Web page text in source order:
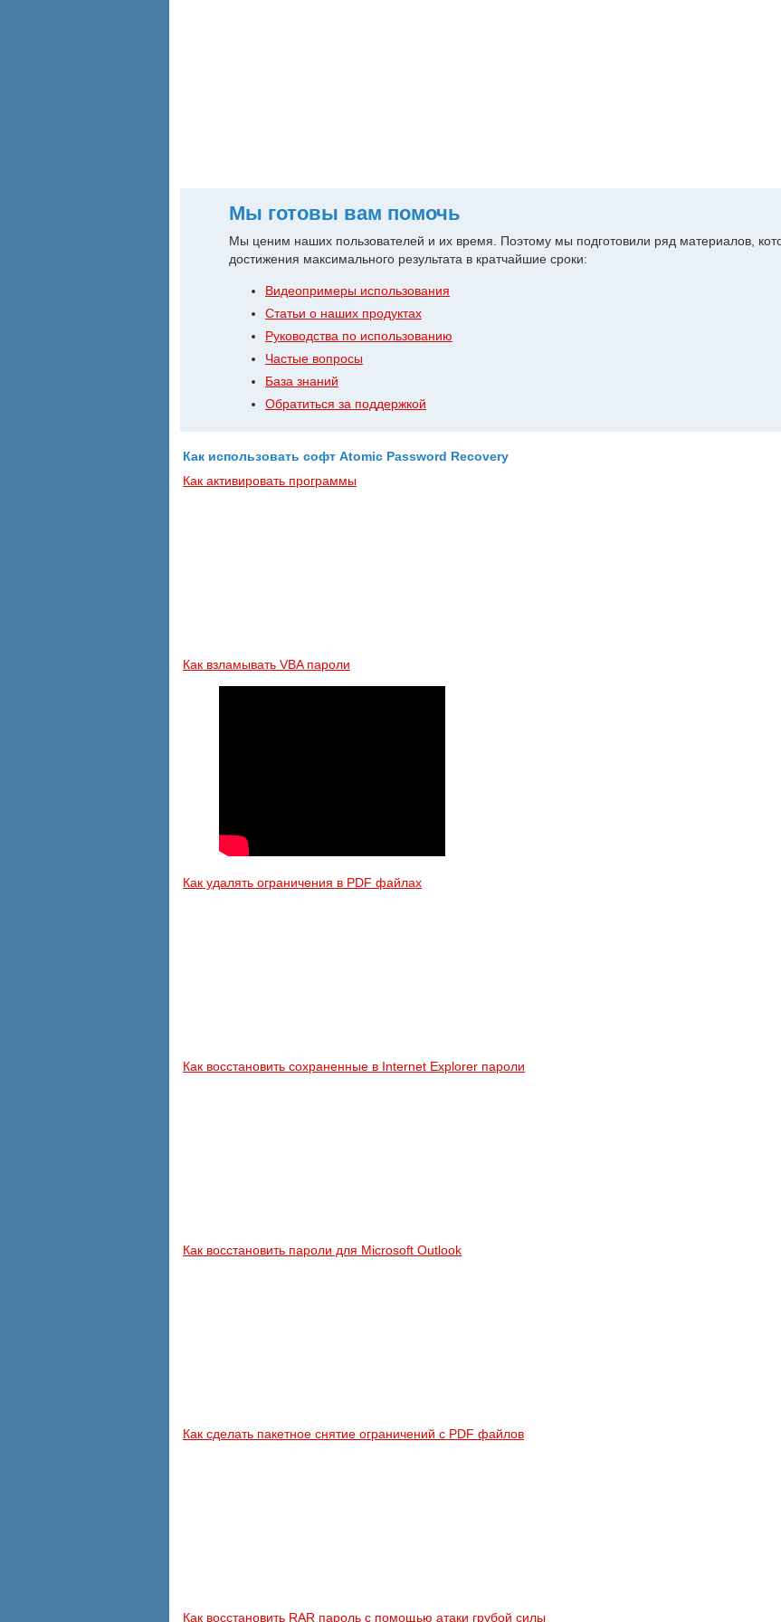
Мы готовы вам помочь
Мы ценим наших пользователей и их время. Поэтому мы подготовили ряд материалов,
достижения максимального результата в кратчайшие сроки:
Видеопримеры использования
Статьи о наших продуктах
Руководства по использованию
Частые вопросы
База знаний
Обратиться за поддержкой
Как использовать софт Atomic Password Recovery
Как активировать программы
Как взламывать VBA пароли
Как удалять ограничения в PDF файлах
Как восстановить сохраненные в Internet Explorer пароли
Как восстановить пароли для Microsoft Outlook
Как сделать пакетное снятие ограничений с PDF файлов
Как восстановить RAR пароль с помощью атаки грубой силы